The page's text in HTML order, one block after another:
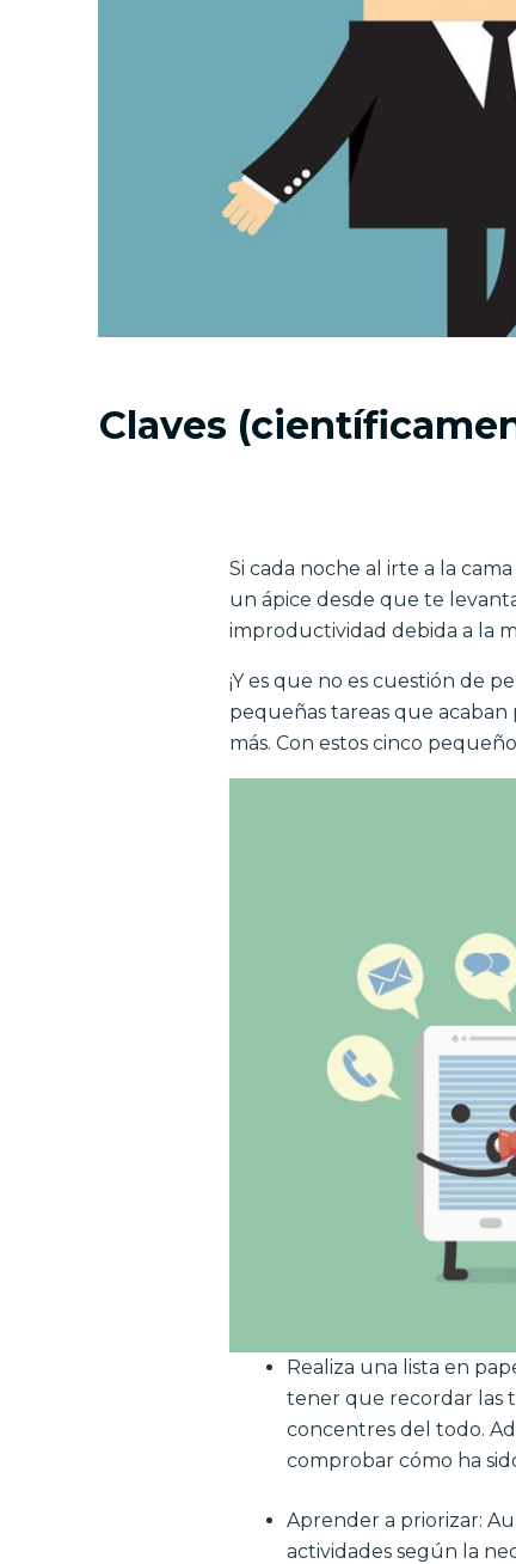
Claves
Si cada noche al irte a la
un ápice desde que te
improductividad debida a la
¡Y es que no es cuestión de
pequeñas tareas que
más. Con estos cinco
Realiza una lista en
tener que recordar las
concentres del todo.
comprobar cómo ha
Aprender a priorizar:
actividades según la